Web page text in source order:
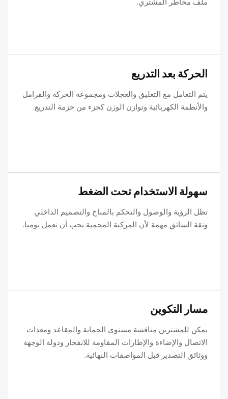
الحركة بعد التدريع
يتم التعامل مع التعليق والعجلات ومجموعة الحركة والفرامل
والأنظمة الكهربائية وتوازن الوزن كجزء من حزمة التدريع.
سهولة الاستخدام تحت الضغط
تظل الرؤية والوصول والتحكم بالمناخ والتصميم الداخلي
وثقة السائق مهمة لأن المركبة المحمية يجب أن تعمل يوميا.
مسار التكوين
يمكن للمشترين مناقشة مستوى الحماية والمقاعد ومعدات
الاتصال والإضاءة والإطارات المقاومة للانفجار ودولة الوجهة
ووثائق التصدير قبل المواصفات النهائية.